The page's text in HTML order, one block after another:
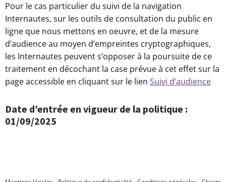
Pour le cas particulier du suivi de la navigation
Internautes, sur les outils de consultation du public en
ligne que nous mettons en oeuvre, et de la mesure
d’audience au moyen d’empreintes cryptographiques,
les Internautes peuvent s’opposer à la poursuite de ce
traitement en décochant la case prévue à cet effet sur la
page accessible en cliquant sur le lien Suivi d’audience
Date d’entrée en vigueur de la politique :
01/09/2025